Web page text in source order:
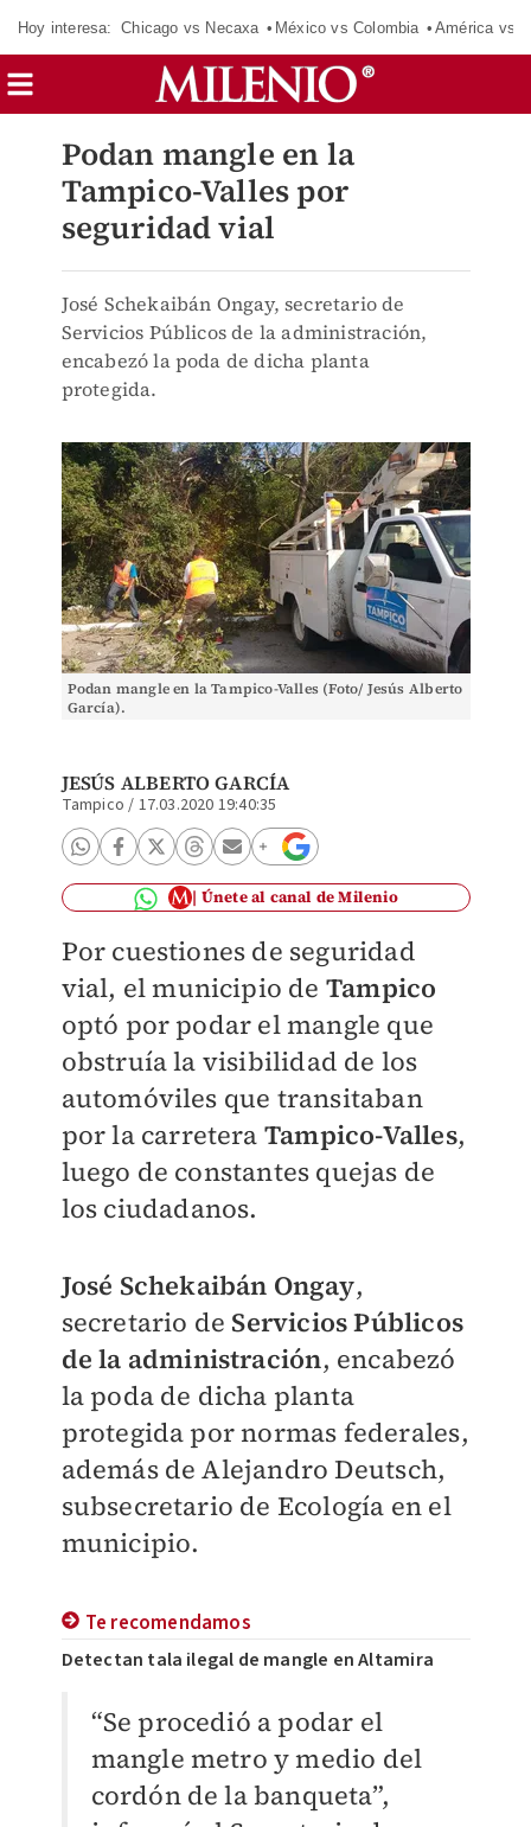
Hoy interesa: Chicago vs Necaxa México vs Colombia América vs
Podan mangle en la
Tampico-Valles por
seguridad vial
José Schekaibán Ongay, secretario de
Servicios Públicos de la administración,
encabezó la poda de dicha planta
protegida.
Podan mangle en la Tampico-Valles (Foto/ Jesús Alberto
García).
JESÚS ALBERTO GARCÍA
Tampico / 17.03.2020 19:40:35
Únete al canal de Milenio
Por cuestiones de seguridad
vial, el municipio de Tampico
optó por podar el mangle que
obstruía la visibilidad de los
automóviles que transitaban
por la carretera Tampico-Valles,
luego de constantes quejas de
los ciudadanos.
José Schekaibán Ongay,
secretario de Servicios Públicos
de la administración, encabezó
la poda de dicha planta
protegida por normas federales,
además de Alejandro Deutsch,
subsecretario de Ecología en el
municipio.
Te recomendamos
Detectan tala ilegal de mangle en Altamira
“Se procedió a podar el
mangle metro y medio del
cordón de la banqueta”,